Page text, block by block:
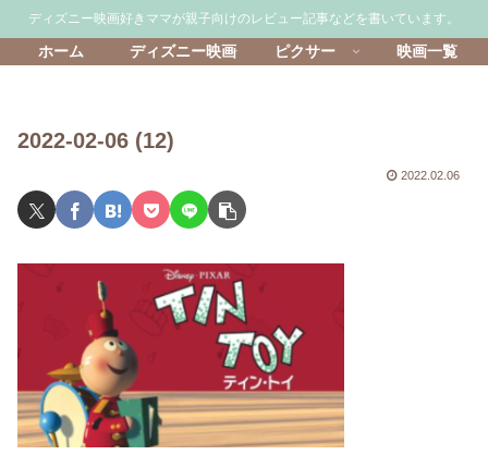
ディズニー映画好きママが親子向けのレビュー記事などを書いています。
ホーム ディズニー映画 ピクサー 映画一覧
2022-02-06 (12)
2022.02.06